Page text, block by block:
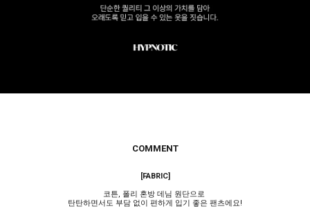
COMMENT
[FABRIC]
코튼, 폴리 혼방 데님 원단으로
탄탄하면서도 부담 없이 편하게 입기 좋은 팬츠에요!